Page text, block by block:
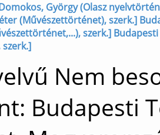
György (Olasz
(Művészettörténet), szerk.]
szerk.]
Nem
Budapesti